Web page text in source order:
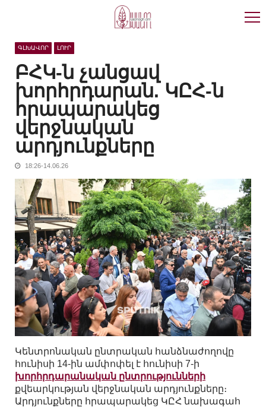
ԳԼԽԱՎՈՐ ԼՈՒՐ
ԲՀԿ-ն չանցավ
խորհրդարան. ԿԸՀ-ն
հրապարակեց
վերջնական
արդյունքները
18:26-14.06.26
Կենտրոնական ընտրական հանձնաժողովը
հունիսի 14-ին ամփոփել է հունիսի 7-ի
խորհրդարանական ընտրությունների
քվեարկության վերջնական արդյունքները։
Արդյունքները հրապարակեց ԿԸՀ նախագահ